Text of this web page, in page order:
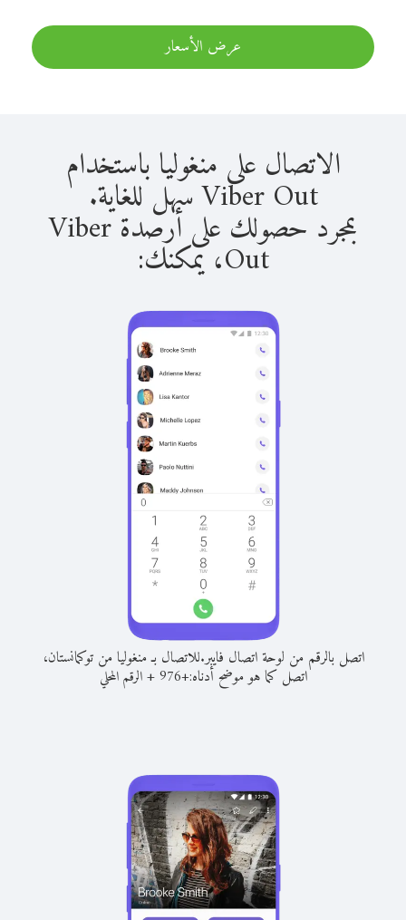
عرض الأسعار
الاتصال على منغوليا باستخدام
Viber Out سهل للغاية.
بمجرد حصولك على أرصدة Viber
Out، يمكنك:
اتصل بالرقم من لوحة اتصال فايبر.للاتصال بـ منغوليا من توكمانستان،
اتصل كما هو موضح أدناه:+
976
+الرقم المحلي